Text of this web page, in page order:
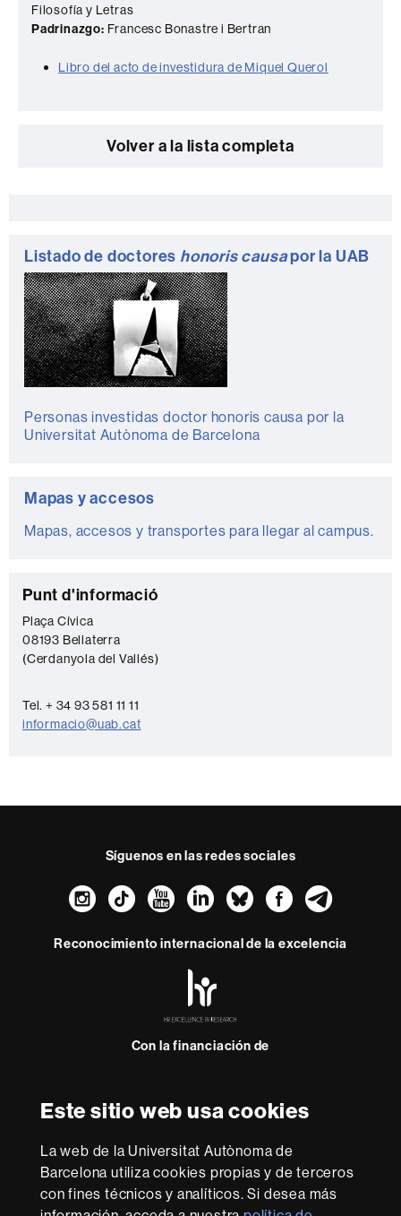
Este sitio web usa cookies
La web de la Universitat Autònoma de
Barcelona utiliza cookies propias y de terceros
con fines técnicos y analíticos. Si desea más
Filosofía y Letras
Padrinazgo: Francesc Bonastre i Bertran
Libro del acto de investidura de Miquel Querol
Volver a la lista completa
Listado de doctores honoris causapor la UAB
Personas investidas doctor honoris causa por la
Universitat Autònoma de Barcelona
Mapas y accesos
Mapas, accesos y transportes para llegar al campus.
C
o
n
t
a
c
Punt d'informació
Plaça Cívica
08193 Bellaterra
(Cerdanyola del Vallés)
Tel. + 34 93 581 11 11
informacio@uab.cat
Síguenos en las redes sociales
Instagram
TikTokYouTube
LinkedIn
Bluesky
Reconocimiento internacional de la excelencia
-
Con la financiación de
Sobre
esta
web Aviso legal Protección de datos Sobre el
web Accesibilidad web Mapa del web UAB